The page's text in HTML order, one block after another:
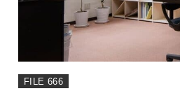
FILE 666